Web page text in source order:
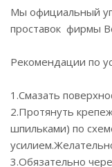
Мы официальный
проставок фирмы
Рекомендации по
1.Смазать
2.Протянуть
шпильками) по
3.Обязательно